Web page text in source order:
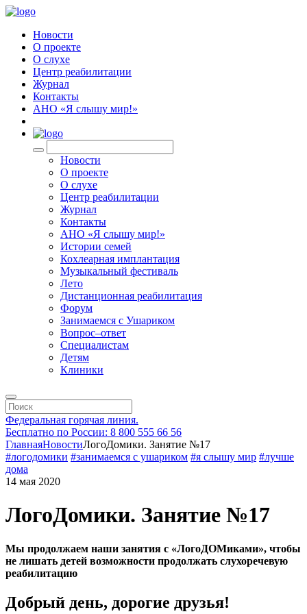
Новости
О проекте
О слухе
Центр реабилитации
Журнал
Контакты
АНО «Я слышу мир!»
Новости
О проекте
О слухе
Центр реабилитации
Журнал
Контакты
АНО «Я слышу мир!»
Истории семей
Кохлеарная имплантация
Музыкальный фестиваль
Лето
Дистанционная реабилитация
Форум
Занимаемся с Ушариком
Вопрос–ответ
Специалистам
Детям
Клиники
Федеральная горячая линия.
Бесплатно по России: 8 800 555 66 56
ГлавнаяНовостиЛогоДомики. Занятие №17
#логодомики #занимаемся с ушариком #я слышу мир #лучше
дома
14 мая 2020
ЛогоДомики. Занятие №17
Мы продолжаем наши занятия с «ЛогоДОМиками», чтобы
не лишать детей возможности продолжать слухоречевую
реабилитацию
Добрый день, дорогие друзья!